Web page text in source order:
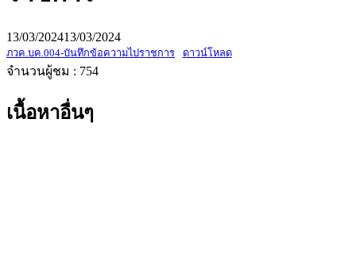
13/03/202413/03/2024
ภวค.บค.004-บันทึกข้อความไปราชการ ดาวน์โหลด
จำนวนผู้ชม : 754
เนื้อหาอื่นๆ